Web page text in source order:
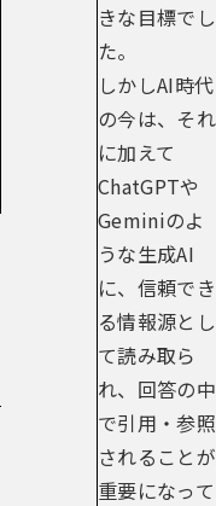
きな目標でし
た。
しかしAI時代
の今は、それ
に加えて
ChatGPTや
Geminiのよ
うな生成AI
に、信頼でき
る情報源とし
て読み取ら
れ、回答の中
で引用・参照
されることが
重要になって